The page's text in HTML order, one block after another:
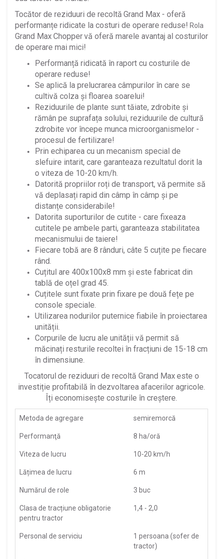
Tocător de reziduuri de recoltă Grand Max - oferă
performanțe ridicate la costuri de operare reduse! Rola
Grand MaxChoppervă oferă marele avantaj al costurilor
de operare mai mici!
Performanță ridicată în raport cu costurile de
operare reduse!
Se aplică la prelucrarea câmpurilor în care se
cultivă colza și floarea soarelui!
Reziduurile de plante sunt tăiate, zdrobite și
rămân pe suprafața solului, reziduurile de cultură
zdrobite vor începe munca microorganismelor -
procesul de fertilizare!
Prin echiparea cu un mecanism special de
slefuire intarit, care garanteaza rezultatul dorit la
o viteza de 10-20 km/h.
Datorită propriilor roți de transport, vă permite să
vă deplasați rapid din câmp în câmp și pe
distanțe considerabile!
Datorita suporturilor de cutite - care fixeaza
cutitele pe ambele parti, garanteaza stabilitatea
mecanismului de taiere!
Fiecare tobă are 8 rânduri, câte 5 cuțite pe fiecare
rând.
Cuțitul are 400x100x8 mm și este fabricat din
tablă de oțel grad 45.
Cuțitele sunt fixate prin fixare pe două fețe pe
console speciale.
Utilizarea nodurilor puternice fiabile în proiectarea
unității.
Corpurile de lucru ale unității vă permit să
măcinați resturile recoltei în fracțiuni de 15-18 cm
în dimensiune.
Tocatorul de reziduuri de recoltă Grand Maxeste o
investiție profitabilă în dezvoltarea afacerilor agricole.
Îți economisește costurile în creștere.
Metoda de agregare semiremorcă
Performanţă 8 ha/oră
Viteza de lucru 10-20 km/h
Lățimea de lucru 6 m
Numărul de role 3 buc
Clasa de tracțiune obligatorie
pentru tractor
1,4 - 2,0
Personal de serviciu
1 persoana (sofer de
tractor)